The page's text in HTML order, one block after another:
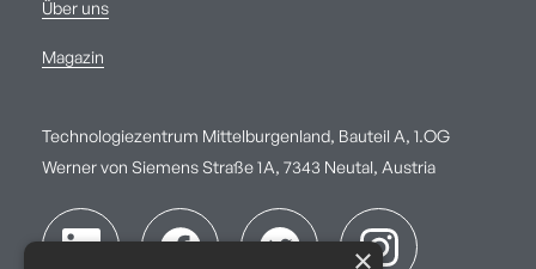
Über uns
Magazin
Technologiezentrum Mittelburgenland, Bauteil A, 1.OG
Werner von Siemens Straße 1A, 7343 Neutal, Austria
×